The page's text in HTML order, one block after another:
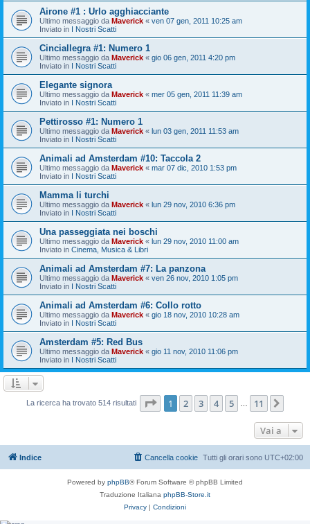
Airone #1 : Urlo agghiacciante
Ultimo messaggio da Maverick « ven 07 gen, 2011 10:25 am
Inviato in I Nostri Scatti
Cinciallegra #1: Numero 1
Ultimo messaggio da Maverick « gio 06 gen, 2011 4:20 pm
Inviato in I Nostri Scatti
Elegante signora
Ultimo messaggio da Maverick « mer 05 gen, 2011 11:39 am
Inviato in I Nostri Scatti
Pettirosso #1: Numero 1
Ultimo messaggio da Maverick « lun 03 gen, 2011 11:53 am
Inviato in I Nostri Scatti
Animali ad Amsterdam #10: Taccola 2
Ultimo messaggio da Maverick « mar 07 dic, 2010 1:53 pm
Inviato in I Nostri Scatti
Mamma li turchi
Ultimo messaggio da Maverick « lun 29 nov, 2010 6:36 pm
Inviato in I Nostri Scatti
Una passeggiata nei boschi
Ultimo messaggio da Maverick « lun 29 nov, 2010 11:00 am
Inviato in Cinema, Musica & Libri
Animali ad Amsterdam #7: La panzona
Ultimo messaggio da Maverick « ven 26 nov, 2010 1:05 pm
Inviato in I Nostri Scatti
Animali ad Amsterdam #6: Collo rotto
Ultimo messaggio da Maverick « gio 18 nov, 2010 10:28 am
Inviato in I Nostri Scatti
Amsterdam #5: Red Bus
Ultimo messaggio da Maverick « gio 11 nov, 2010 11:06 pm
Inviato in I Nostri Scatti
La ricerca ha trovato 514 risultati Pagina di 11
1 2 3 4 5 11
Vai a
Indice Tutti gli orari sono UTC+02:00
Cancella cookie
Powered by phpBB® Forum Software © phpBB Limited
Traduzione Italiana phpBB-Store.it
Privacy | Condizioni